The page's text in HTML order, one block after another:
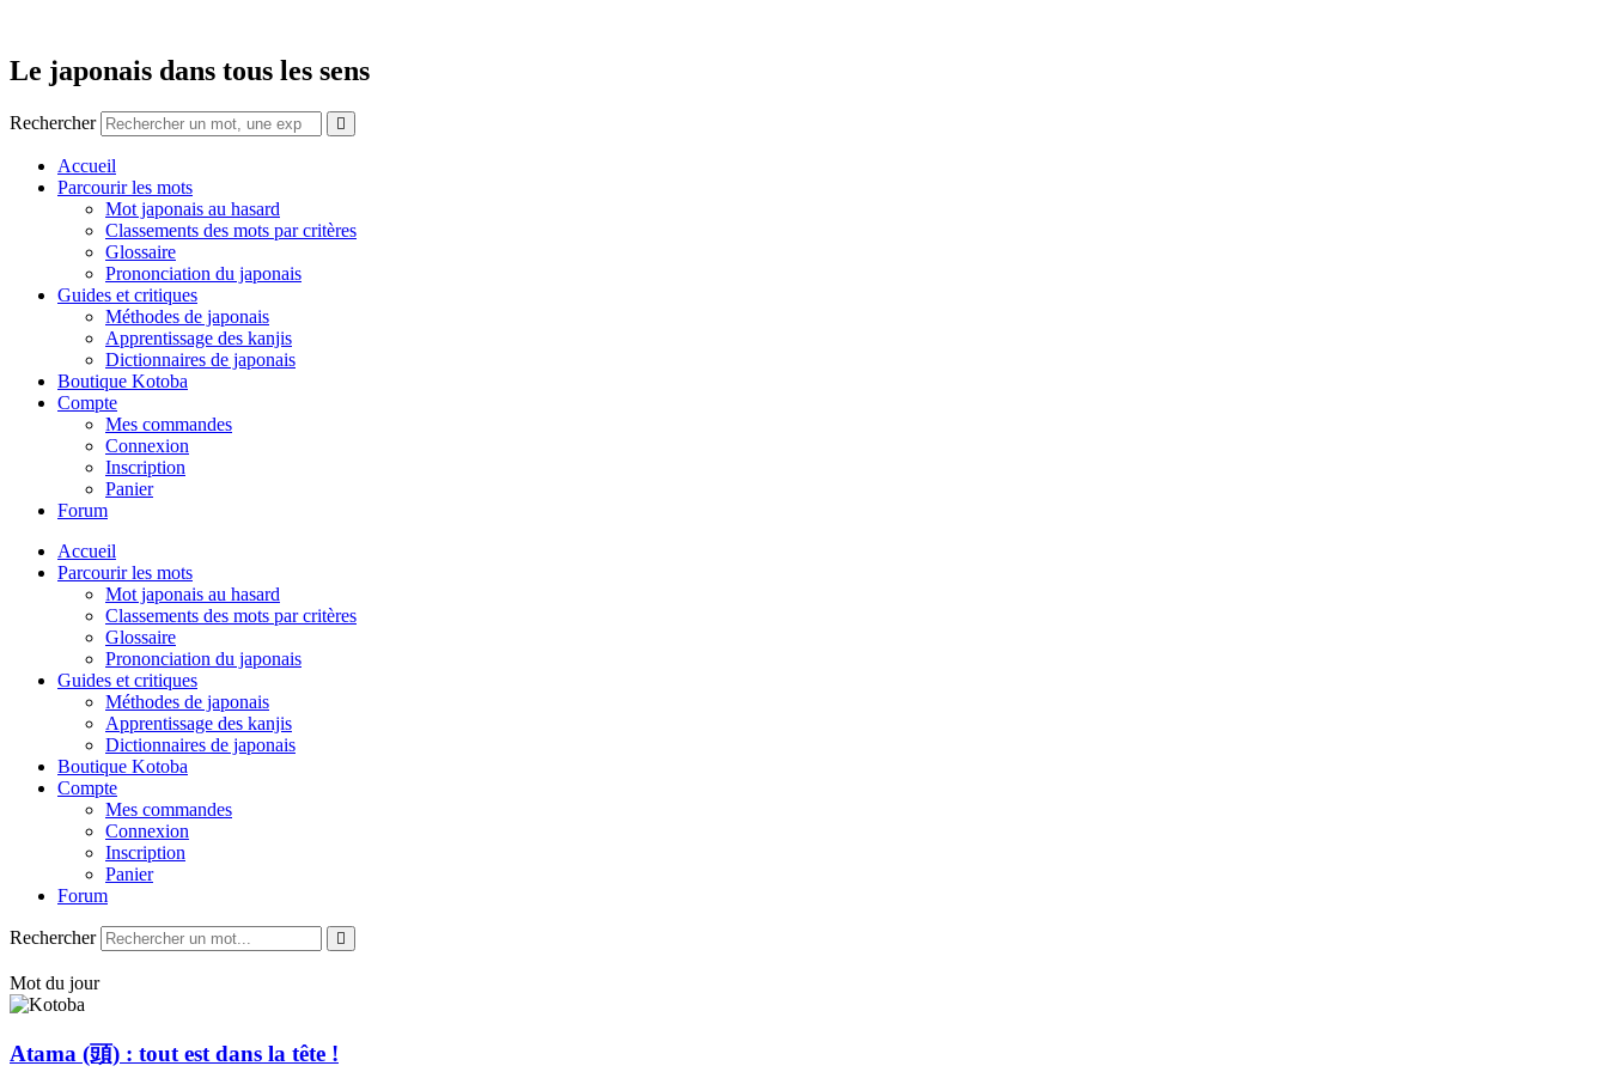
contenu
Le japonais dans tous les sens
Rechercher
Accueil
Parcourir les mots
Mot japonais au hasard
Classements des mots par critères
Glossaire
Prononciation du japonais
Guides et critiques
Méthodes de japonais
Apprentissage des kanjis
Dictionnaires de japonais
Boutique Kotoba
Compte
Mes commandes
Connexion
Inscription
Panier
Forum
Accueil
Parcourir les mots
Mot japonais au hasard
Classements des mots par critères
Glossaire
Prononciation du japonais
Guides et critiques
Méthodes de japonais
Apprentissage des kanjis
Dictionnaires de japonais
Boutique Kotoba
Compte
Mes commandes
Connexion
Inscription
Panier
Forum
Rechercher
Mot du jour
Atama (頭) : tout est dans la tête !